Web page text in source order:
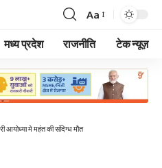
Font
Resizer
Aa
मध्य प्रदेश राजनीति टेक न्यूज़
आयोध्या मे महंत की संदिग्ध मौत